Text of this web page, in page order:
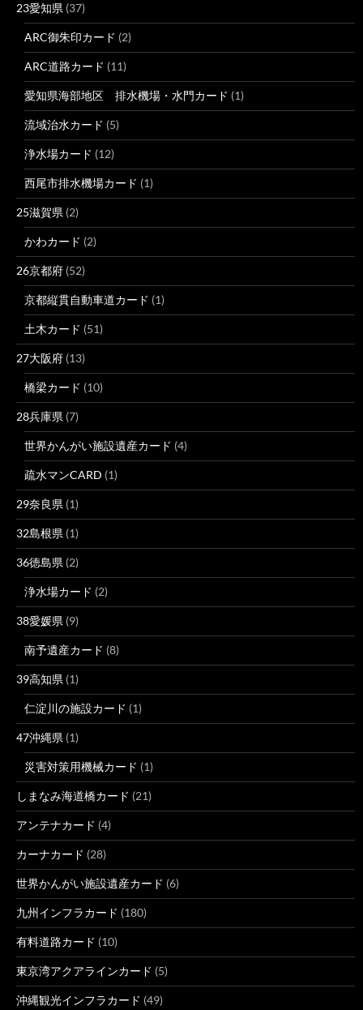
23愛知県 (37)
ARC御朱印カード (2)
ARC道路カード (11)
愛知県海部地区 排水機場・水門カード (1)
流域治水カード (5)
浄水場カード (12)
西尾市排水機場カード (1)
25滋賀県 (2)
かわカード (2)
26京都府 (52)
京都縦貫自動車道カード (1)
土木カード (51)
27大阪府 (13)
橋梁カード (10)
28兵庫県 (7)
世界かんがい施設遺産カード (4)
疏水マンCARD (1)
29奈良県 (1)
32島根県 (1)
36徳島県 (2)
浄水場カード (2)
38愛媛県 (9)
南予遺産カード (8)
39高知県 (1)
仁淀川の施設カード (1)
47沖縄県 (1)
災害対策用機械カード (1)
しまなみ海道橋カード (21)
アンテナカード (4)
カーナカード (28)
世界かんがい施設遺産カード (6)
九州インフラカード (180)
有料道路カード (10)
東京湾アクアラインカード (5)
沖縄観光インフラカード (49)